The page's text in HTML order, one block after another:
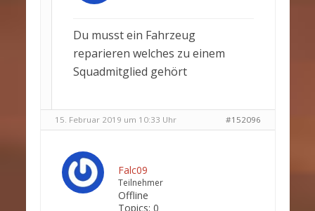
Du musst ein Fahrzeug
reparieren welches zu einem
Squadmitglied gehört
15. Februar 2019 um 10:33 Uhr #152096
Falc09
Teilnehmer
Offline
Topics: 0